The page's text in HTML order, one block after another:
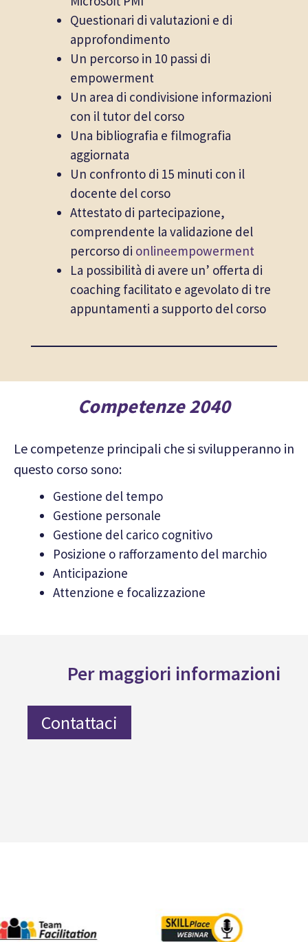
Questionari di valutazioni e di
approfondimento
Un percorso in 10 passi di
empowerment
Un area di condivisione informazioni
con il tutor del corso
Una bibliografia e filmografia
aggiornata
Un confronto di 15 minuti con il
docente del corso
Attestato di partecipazione,
comprendente la validazione del
percorso di onlineempowerment
La possibilità di avere un’ offerta di
coaching facilitato e agevolato di tre
appuntamenti a supporto del corso
Competenze 2040
Le competenze principali che si svilupperanno in
questo corso sono:
Gestione del tempo
Gestione personale
Gestione del carico cognitivo
Posizione o rafforzamento del marchio
Anticipazione
Attenzione e focalizzazione
Per maggiori informazioni
Contattaci